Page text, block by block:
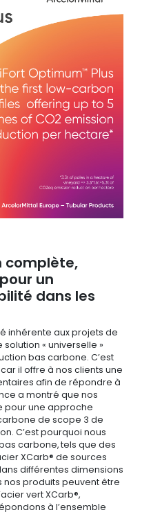
complète,
un
dans les
inhérente aux projets de
solution « universelle »
bas carbone. C’est
il offre à nos clients une
afin de répondre à
a montré que nos
pour une approche
de scope 3 de
C’est pourquoi nous
carbone, tels que des
XCarb® de sources
différentes dimensions
nos produits peuvent être
vert XCarb®,
à l’ensemble